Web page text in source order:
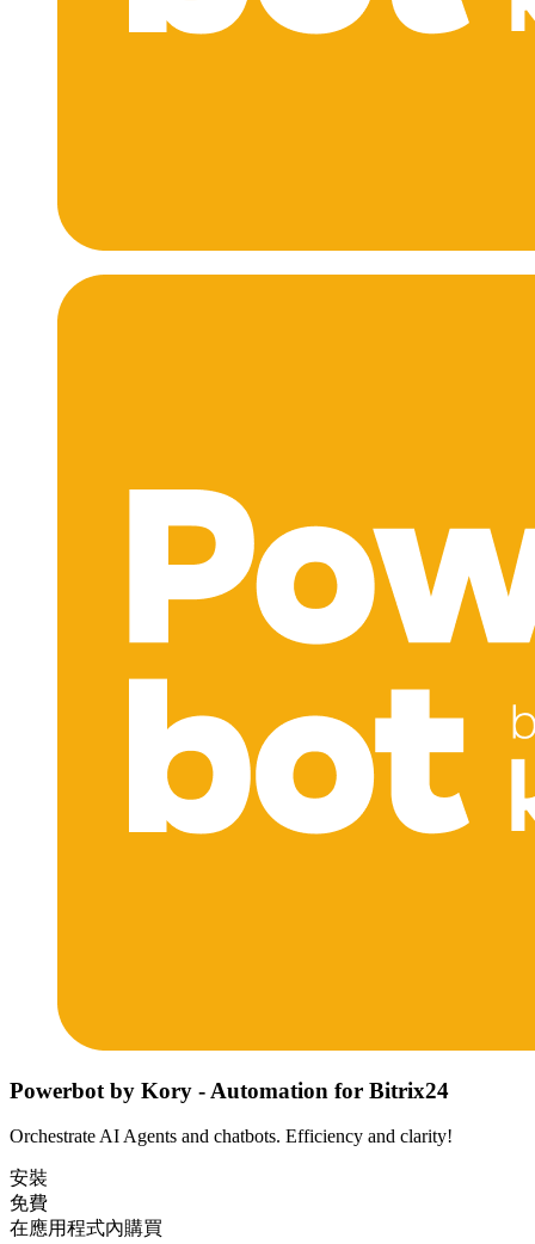
Powerbot by Kory - Automation for Bitrix24
Orchestrate AI Agents and chatbots. Efficiency and clarity!
安裝
免費
在應用程式內購買